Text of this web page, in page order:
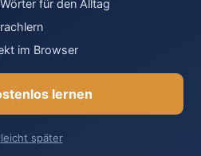
Cookie-Richtlinie
für den Alltag
im Browser
lernen
später